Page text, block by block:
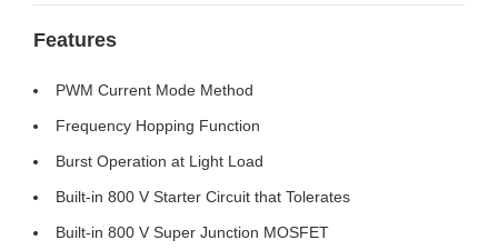
Features
PWM Current Mode Method
Frequency Hopping Function
Burst Operation at Light Load
Built-in 800 V Starter Circuit that Tolerates
Built-in 800 V Super Junction MOSFET